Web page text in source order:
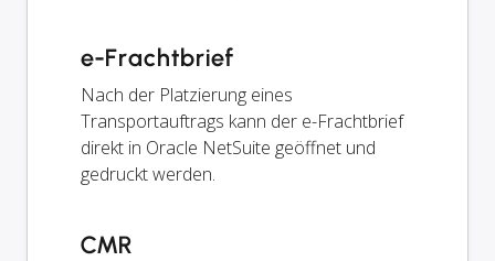
e-Frachtbrief
Nach der Platzierung eines
Transportauftrags kann der e-Frachtbrief
direkt in Oracle NetSuite geöffnet und
gedruckt werden.
CMR